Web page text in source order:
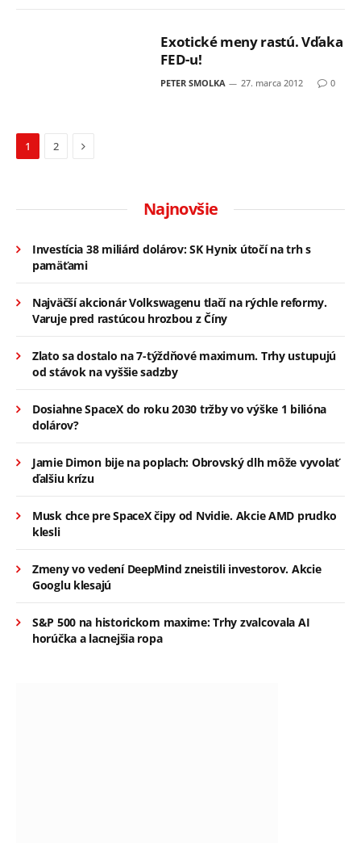
Exotické meny rastú. Vďaka
FED-u!
PETER SMOLKA 27. marca 2012 0
1 2 Next
Najnovšie
Investícia 38 miliárd dolárov: SK Hynix útočí na trh s
pamäťami
Najväčší akcionár Volkswagenu tlačí na rýchle reformy.
Varuje pred rastúcou hrozbou z Číny
Zlato sa dostalo na 7-týždňové maximum. Trhy ustupujú
od stávok na vyššie sadzby
Dosiahne SpaceX do roku 2030 tržby vo výške 1 bilióna
dolárov?
Jamie Dimon bije na poplach: Obrovský dlh môže vyvolať
ďalšiu krízu
Musk chce pre SpaceX čipy od Nvidie. Akcie AMD prudko
klesli
Zmeny vo vedení DeepMind zneistili investorov. Akcie
Googlu klesajú
S&P 500 na historickom maxime: Trhy zvalcovala AI
horúčka a lacnejšia ropa